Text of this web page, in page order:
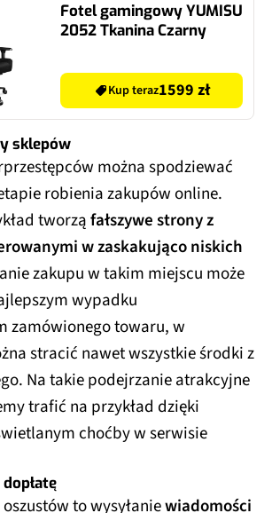
Fotel gamingowy YUMISU
2052 Tkanina Czarny
Kup teraz1599 zł
sklepów
można spodziewać
robienia zakupów online.
tworząfałszywe strony z
w zaskakująco niskich
zakupu w takim miejscu może
wypadku
zamówionego towaru, w
stracić nawet wszystkie środki z
Na takie podejrzanie atrakcyjne
trafić na przykład dzięki
choćby w serwisie
to wysyłaniewiadomości